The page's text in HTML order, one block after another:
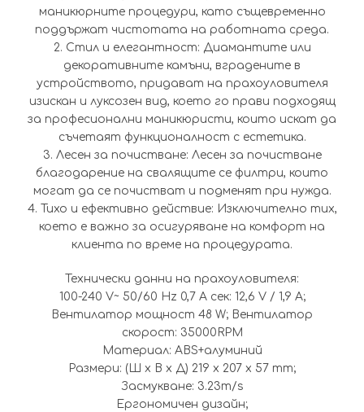
маникюрните процедури, като същевременно
поддържат чистотата на работната среда.
2. Стил и елегантност: Диамантите или
декоративните камъни, вградените в
устройството, придават на прахоуловителя
изискан и луксозен вид, което го прави подходящ
за професионални маникюристи, които искат да
съчетаят функционалност с естетика.
3. Лесен за почистване: Лесен за почистване
благодарение на свалящите се филтри, които
могат да се почистват и подменят при нужда.
4. Тихо и ефективно действие: Изключително тих,
което е важно за осигуряване на комфорт на
клиента по време на процедурата.
Технически данни на прахоуловителя:
100-240 V~ 50/60 Hz 0,7 A сек: 12,6 V / 1,9 A;
Вентилатор мощност 48 W; Вентилатор
скорост: 35000RPM
Материал: ABS+алуминий
Размери: (Ш x В x Д) 219 x 207 x 57 mm;
Засмукване: 3.23m/s
Ергономичен дизайн;